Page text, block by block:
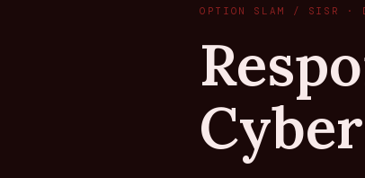
OPTION SLAM / SISR ·